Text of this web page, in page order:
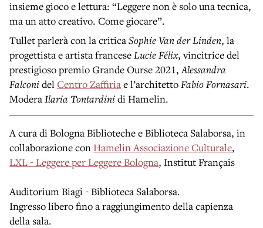
insieme gioco e lettura: “Leggere non è solo una tecnica,
ma un atto creativo. Come giocare”.
Tullet parlerà con la critica Sophie Van der Linden, la
progettista e artista francese Lucie Félix, vincitrice del
prestigioso premio Grande Ourse 2021, Alessandra
Falconidel Centro Zaffiria e l’architetto Fabio Fornasari.
Modera Ilaria Tontardinidi Hamelin.
A cura di Bologna Biblioteche e Biblioteca Salaborsa, in
collaborazione con Hamelin Associazione Culturale,
LXL - Leggere per Leggere Bologna, Institut Français
Auditorium Biagi - Biblioteca Salaborsa.
Ingresso libero fino a raggiungimento della capienza
della sala.